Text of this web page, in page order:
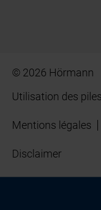
© 2026 Hörmann
Utilisation des
Mentions légales
Disclaimer